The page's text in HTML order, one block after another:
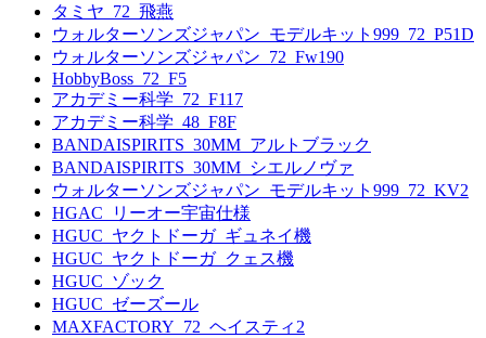
タミヤ_72_飛燕
ウォルターソンズジャパン_モデルキット999_72_P51D
ウォルターソンズジャパン_72_Fw190
HobbyBoss_72_F5
アカデミー科学_72_F117
アカデミー科学_48_F8F
BANDAISPIRITS_30MM_アルトブラック
BANDAISPIRITS_30MM_シエルノヴァ
ウォルターソンズジャパン_モデルキット999_72_KV2
HGAC_リーオー宇宙仕様
HGUC_ヤクトドーガ_ギュネイ機
HGUC_ヤクトドーガ_クェス機
HGUC_ゾック
HGUC_ゼーズール
MAXFACTORY_72_ヘイスティ2